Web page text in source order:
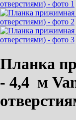
Планка
- 4,4 м